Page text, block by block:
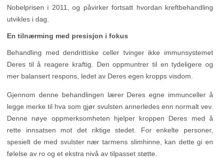
Nobelprisen i 2011, og påvirker fortsatt hvordan kreftbehandling
utvikles i dag.
En tilnærming med presisjon i fokus
Behandling med dendrittiske celler tvinger ikke immunsystemet
Deres til å reagere kraftig. Den oppmuntrer til en tydeligere og
mer balansert respons, ledet av Deres egen kropps visdom.
Gjennom denne behandlingen lærer Deres egne immunceller å
legge merke til hva som gjør svulsten annerledes enn normalt vev.
Denne nøye oppmerksomheten hjelper kroppen Deres med å
rette innsatsen mot det riktige stedet. For enkelte personer,
spesielt de med svulster nær tarmens slimhinne, kan dette gi en
følelse av ro og et ekstra nivå av tilpasset støtte.